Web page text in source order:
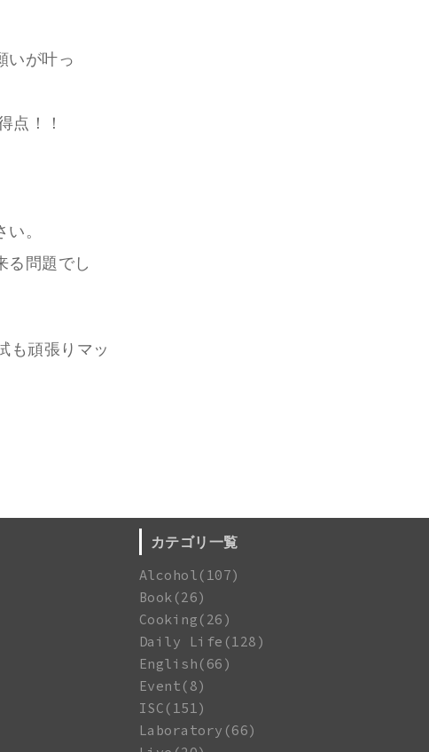
いが叶っ
点！！
。
る問題でし
も頑張りマッ
カテゴリ一覧
Alcohol(107)
Book(26)
Cooking(26)
Daily Life(128)
English(66)
Event(8)
ISC(151)
Laboratory(66)